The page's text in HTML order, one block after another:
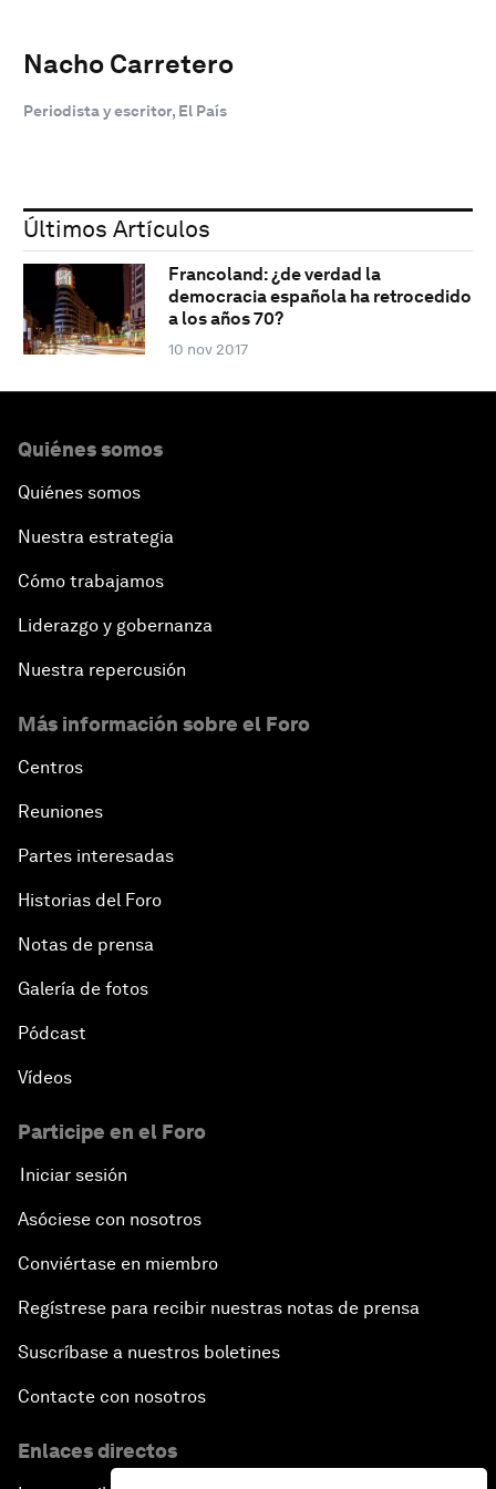
Nacho Carretero
Periodista y escritor, El País
Últimos Artículos
Francoland: ¿de verdad la
democracia española ha retrocedido
a los años 70?
10 nov 2017
Quiénes somos
Quiénes somos
Nuestra estrategia
Cómo trabajamos
Liderazgo y gobernanza
Nuestra repercusión
Más información sobre el Foro
Centros
Reuniones
Partes interesadas
Historias del Foro
Notas de prensa
Galería de fotos
Pódcast
Vídeos
Participe en el Foro
Iniciar sesión
Asóciese con nosotros
Conviértase en miembro
Regístrese para recibir nuestras notas de prensa
Suscríbase a nuestros boletines
Contacte con nosotros
Enlaces directos